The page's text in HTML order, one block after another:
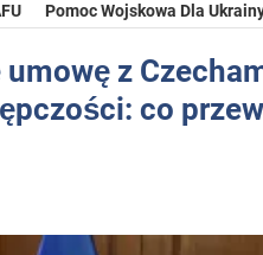
Pomoc Wojskowa Dla
z
co